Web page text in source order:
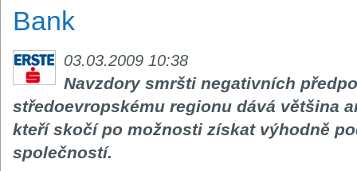
Bank
03.03.2009 10:38
Navzdory smršti negativních
středoevropskému regionu dává většina
kteří skočí po možnosti získat výhodně
společností.